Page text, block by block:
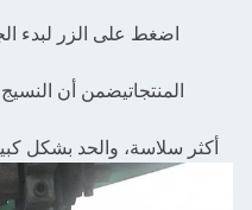
اضغط على الزر لبدء
المنتجاتيضمن أن
أكثر سلاسة، والحد بشكل